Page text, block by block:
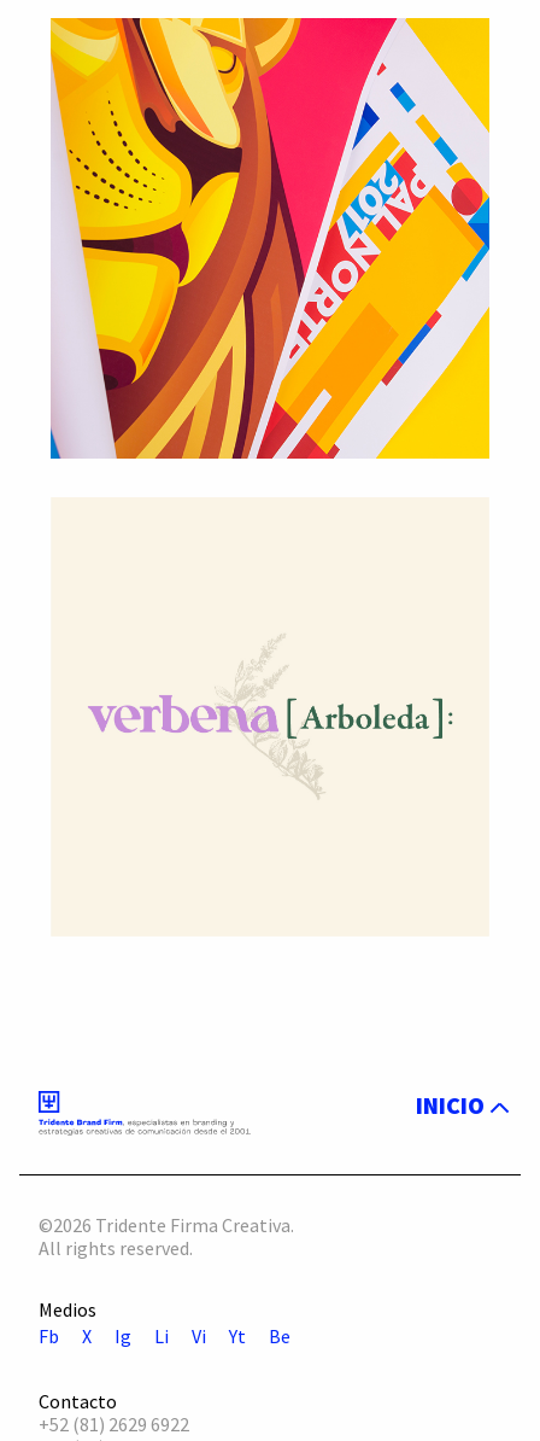
INICIO
©2026 Tridente Firma Creativa.
All rights reserved.
Medios
Fb
X Ig Li Vi Yt Be
Contacto
+52 (81) 2629 6922